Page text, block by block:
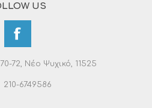
US
72, Νέο Ψυχικό, 11525
210-6749586